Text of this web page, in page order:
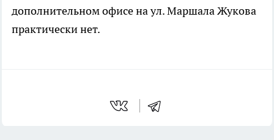
дополнительном офисе на ул. Маршала Жукова
практически нет.